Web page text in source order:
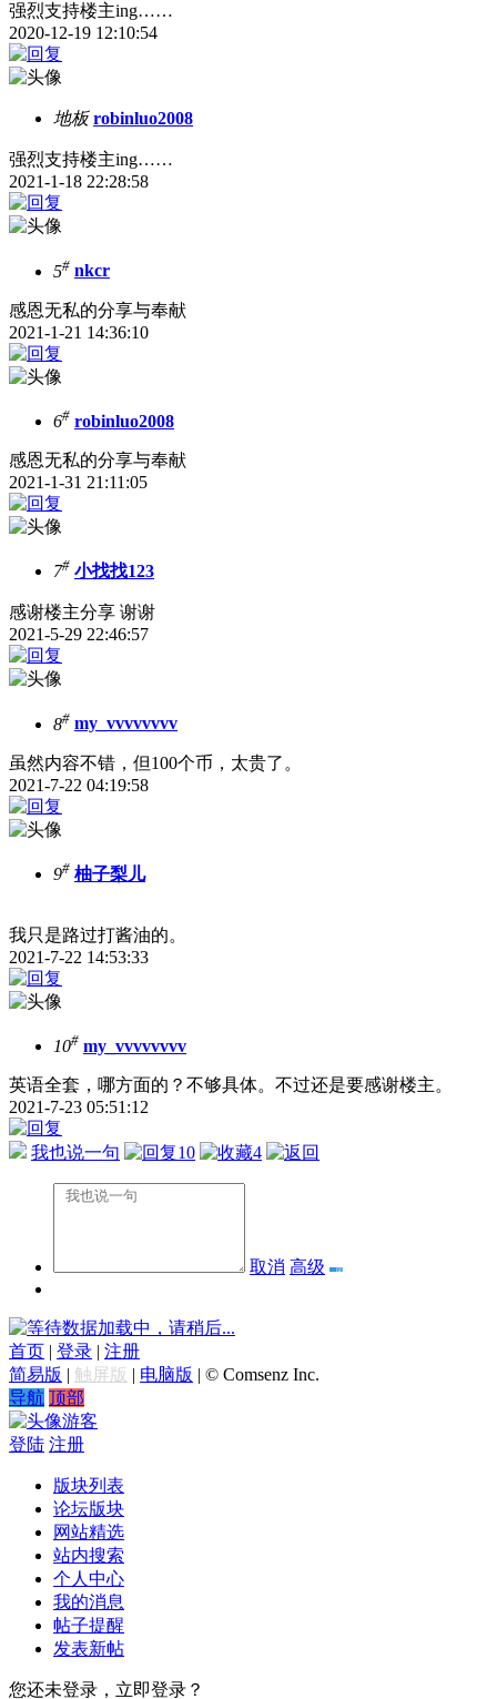
强烈支持楼主ing……
2020-12-19 12:10:54
地板 robinluo2008
强烈支持楼主ing……
2021-1-18 22:28:58
5# nkcr
感恩无私的分享与奉献
2021-1-21 14:36:10
6# robinluo2008
感恩无私的分享与奉献
2021-1-31 21:11:05
7# 小找找123
感谢楼主分享 谢谢
2021-5-29 22:46:57
8# my_vvvvvvvv
虽然内容不错，但100个币，太贵了。
2021-7-22 04:19:58
9# 柚子梨儿
我只是路过打酱油的。
2021-7-22 14:53:33
10# my_vvvvvvvv
英语全套，哪方面的？不够具体。不过还是要感谢楼主。
2021-7-23 05:51:12
我也说一句 10 4
取消 高级
数据加载中，请稍后...
首页 | 登录 | 注册
简易版 | 触屏版 | 电脑版 | © Comsenz Inc.
导航 顶部
游客
登陆 注册
版块列表
论坛版块
网站精选
站内搜索
个人中心
我的消息
帖子提醒
发表新帖
您还未登录，立即登录？